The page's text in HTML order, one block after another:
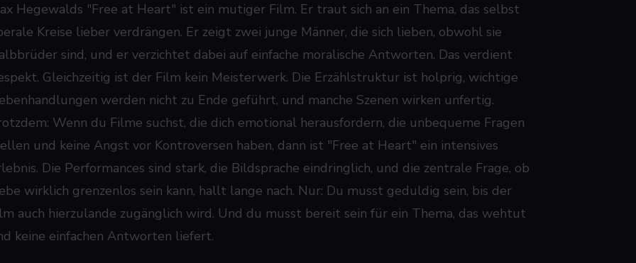
Hegewalds "Free at Heart" ist ein mutiger Film. Er traut sich an ein Thema, das selbst
Kreise lieber verdrängen. Er zeigt zwei junge Männer, die sich lieben, obwohl sie
sind, und er verzichtet dabei auf einfache moralische Antworten. Das verdient
Gleichzeitig ist der Film kein Meisterwerk. Die Erzählstruktur ist holprig, wichtige
werden nicht zu Ende geführt, und manche Szenen wirken unfertig.
Wenn du Filme suchst, die dich emotional herausfordern, die unbequeme Fragen
und keine Angst vor Kontroversen haben, dann ist "Free at Heart" ein intensives
Die Performances sind stark, die Bildsprache eindringlich, und die zentrale Frage, ob
wirklich grenzenlos sein kann, hallt lange nach. Nur: Du musst geduldig sein, bis der
auch hierzulande zugänglich wird. Und du musst bereit sein für ein Thema, das wehtut
keine einfachen Antworten liefert.